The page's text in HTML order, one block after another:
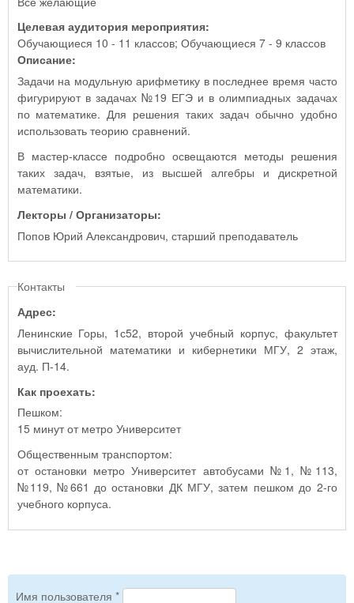
Целевая аудитория мероприятия:
Обучающиеся 10 - 11 классов; Обучающиеся 7 - 9 классов
Описание:
Задачи на модульную арифметику в последнее время часто
фигурируют в задачах №19 ЕГЭ и в олимпиадных задачах
по математике. Для решения таких задач обычно удобно
использовать теорию сравнений.
В мастер-классе подробно освещаются методы решения
таких задач, взятые, из высшей алгебры и дискретной
математики.
Лекторы / Организаторы:
Попов Юрий Александрович, старший преподаватель
Контакты
Адрес:
Ленинские Горы, 1с52, второй учебный корпус, факультет
вычислительной математики и кибернетики МГУ, 2 этаж,
ауд. П-14.
Как проехать:
Пешком:
15 минут от метро Университет
Общественным транспортом:
от остановки метро Университет автобусами №1, №113,
№119, №661 до остановки ДК МГУ, затем пешком до 2-го
учебного корпуса.
Имя пользователя *